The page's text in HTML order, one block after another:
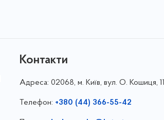
Контакти
Адреса: 02068, м. Київ, вул. О. Кошиця, 11
Телефон: +380 (44) 366-55-42